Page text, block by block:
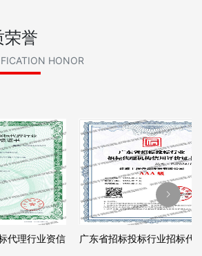
荣誉
HONOR
理行业资信 广东省招标投标行业招标代理